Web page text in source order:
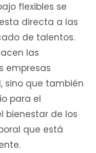
flexibles se
directa a las
de talentos.
las
empresas
sino que también
para el
bienestar de los
que está